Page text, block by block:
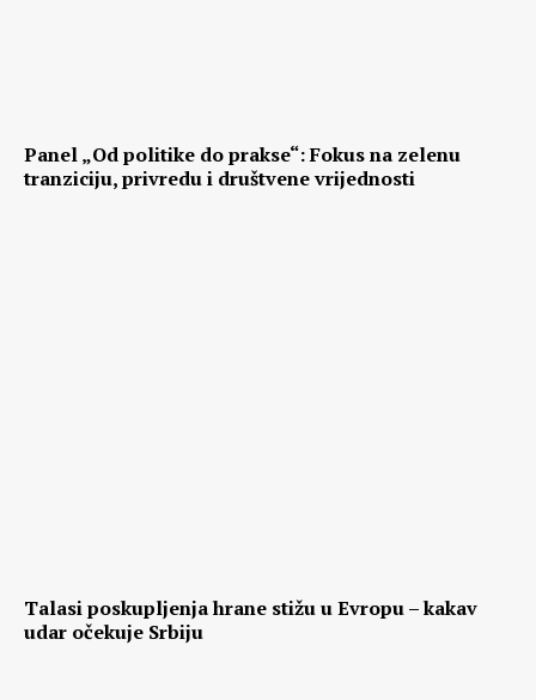
Panel „Od politike do prakse“: Fokus na zelenu
tranziciju, privredu i društvene vrijednosti
Talasi poskupljenja hrane stižu u Evropu – kakav
udar očekuje Srbiju